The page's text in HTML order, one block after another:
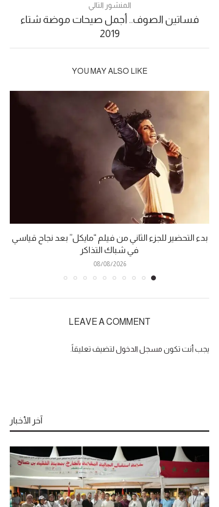
المنشور التالي
فساتين الصوف.. أجمل صيحات موضة شتاء
2019
YOU MAY ALSO LIKE
بدء التحضير للجزء الثاني من فيلم “مايكل” بعد نجاح قياسي
في شباك التذاكر
08/08/2026
LEAVE A COMMENT
يجب أنت تكون مسجل الدخول لتضيف تعليقاً.
آخر الأخبار